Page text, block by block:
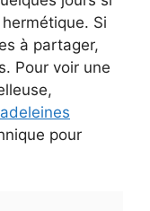
Si
à partager,
Pour voir une
pour